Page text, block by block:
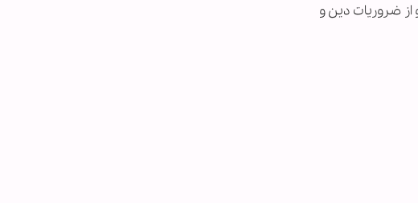
ضروریات دین و